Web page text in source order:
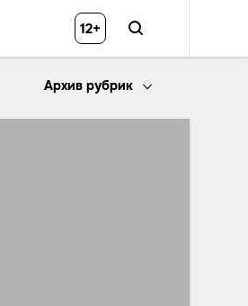
12+
Архив рубрик